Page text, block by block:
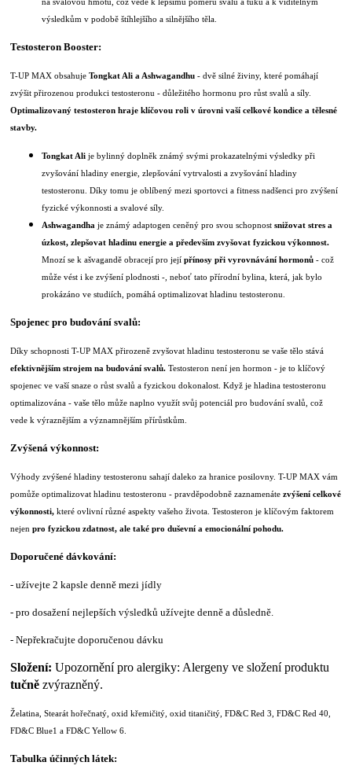
výsledkům v podobě štíhlejšího a silnějšího těla.
Testosteron Booster:
T-UP MAX obsahujeTongkat Ali a Ashwagandhu - dvě silné živiny, které pomáhají
zvýšit přirozenou produkci testosteronu - důležitého hormonu pro růst svalů a síly.
Optimalizovaný testosteron hraje klíčovou roli v úrovni vaší celkové kondice a tělesné
stavby.
Tongkat Ali je bylinný doplněk známý svými prokazatelnými výsledky při
zvyšování hladiny energie, zlepšování vytrvalosti a zvyšování hladiny
testosteronu. Díky tomu je oblíbený mezi sportovci a fitness nadšenci pro zvýšení
fyzické výkonnosti a svalové síly.
Ashwagandha je známý adaptogen ceněný pro svou schopnostsnižovat stres a
úzkost, zlepšovat hladinu energie a především zvyšovat fyzickou výkonnost.
Mnozí se k ašvagandě obracejí pro jejípřínosy při vyrovnávání hormonů - což
může vést i ke zvýšení plodnosti -, neboť tato přírodní bylina, která, jak bylo
prokázáno ve studiích, pomáhá optimalizovat hladinu testosteronu.
Spojenec pro budování svalů:
Díky schopnosti T-UP MAX přirozeně zvyšovat hladinu testosteronu se vaše tělo stává
efektivnějším strojem na budování svalů. Testosteron není jen hormon - je to klíčový
spojenec ve vaší snaze o růst svalů a fyzickou dokonalost. Když je hladina testosteronu
optimalizována - vaše tělo může naplno využít svůj potenciál pro budování svalů, což
vede k výraznějším a významnějším přírůstkům.
Zvýšená výkonnost:
Výhody zvýšené hladiny testosteronu sahají daleko za hranice posilovny. T-UP MAX vám
pomůže optimalizovat hladinu testosteronu - pravděpodobně zaznamenátezvýšení celkové
výkonnosti,které ovlivní různé aspekty vašeho života. Testosteron je klíčovým faktorem
nejen pro fyzickou zdatnost, ale také pro duševní a emocionální pohodu.
Doporučené dávkování:
- užívejte 2 kapsle denně mezi jídly
- pro dosažení nejlepších výsledků užívejte denně a důsledně.
- Nepřekračujte doporučenou dávku
Složení:Upozornění pro alergiky: Alergeny ve složení produktu
tučně zvýrazněný.
Želatina, Stearát hořečnatý, oxid křemičitý, oxid titaničitý, FD&C Red 3, FD&C Red 40,
FD&C Blue1 a FD&C Yellow 6.
Tabulka účinných látek: